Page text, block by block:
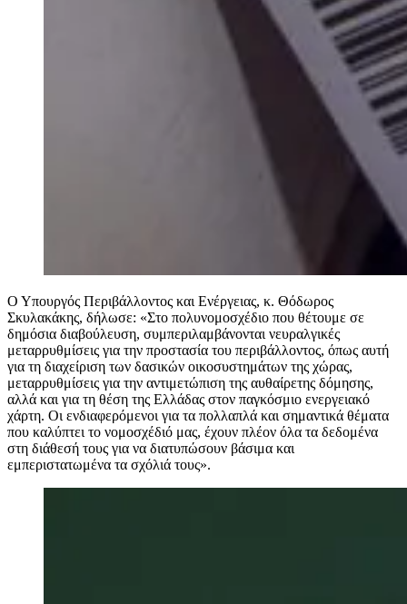
Ο Υπουργός Περιβάλλοντος και Ενέργειας, κ. Θόδωρος
Σκυλακάκης, δήλωσε: «Στο πολυνομοσχέδιο που θέτουμε σε
δημόσια διαβούλευση, συμπεριλαμβάνονται νευραλγικές
μεταρρυθμίσεις για την προστασία του περιβάλλοντος, όπως αυτή
για τη διαχείριση των δασικών οικοσυστημάτων της χώρας,
μεταρρυθμίσεις για την αντιμετώπιση της αυθαίρετης δόμησης,
αλλά και για τη θέση της Ελλάδας στον παγκόσμιο ενεργειακό
χάρτη. Οι ενδιαφερόμενοι για τα πολλαπλά και σημαντικά θέματα
που καλύπτει το νομοσχέδιό μας, έχουν πλέον όλα τα δεδομένα
στη διάθεσή τους για να διατυπώσουν βάσιμα και
εμπεριστατωμένα τα σχόλιά τους».